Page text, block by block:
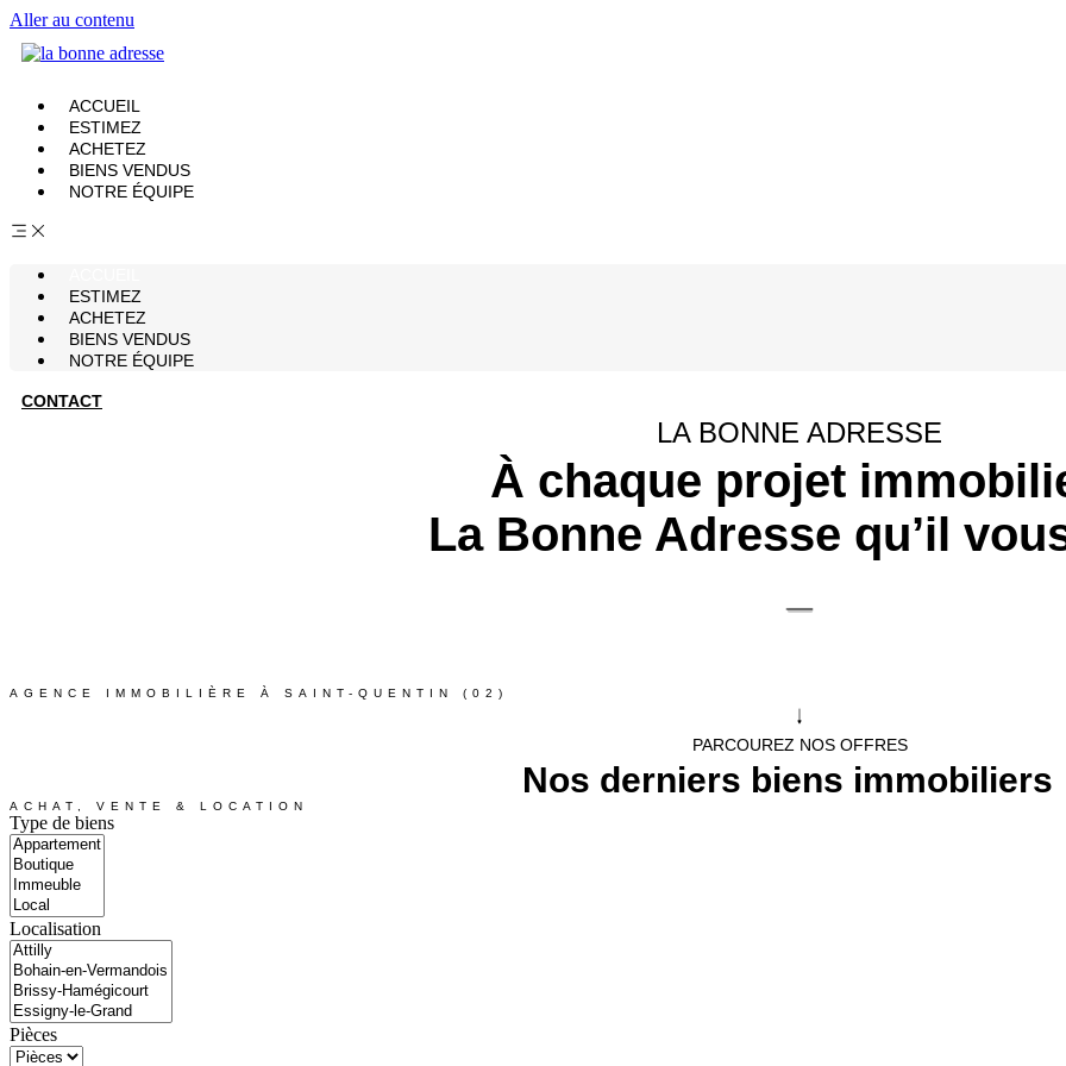
Aller au contenu
ACCUEIL
ESTIMEZ
ACHETEZ
BIENS VENDUS
NOTRE ÉQUIPE
ESTIMEZ
ACHETEZ
BIENS VENDUS
NOTRE ÉQUIPE
CONTACT
LA BONNE ADRESSE
À chaque projet
La Bonne Adresse qu’il
AGENCE IMMOBILIÈRE À SAINT-QUENTIN (02)
PARCOUREZ NOS OFFRES
Nos derniers biens immobiliers
ACHAT, VENTE & LOCATION
Type de biens
Localisation
Pièces